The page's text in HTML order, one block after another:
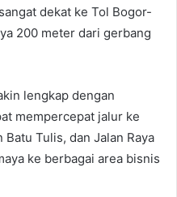
dekat ke Tol Bogor-
200 meter dari gerbang
lengkap dengan
mempercepat jalur ke
Tulis, dan Jalan Raya
ke berbagai area bisnis